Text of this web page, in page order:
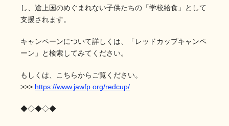
し、途上国のめぐまれない子供たちの「学校給食」として
支援されます。
キャンペーンについて詳しくは、「レッドカップキャンペ
ーン」と検索してみてください。
もしくは、こちらからご覧ください。
>>> https://www.jawfp.org/redcup/
◆◇◆◇◆